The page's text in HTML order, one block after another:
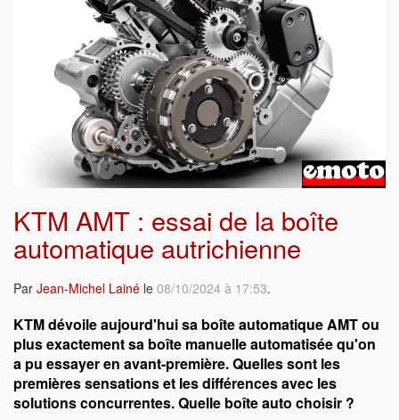
KTM AMT : essai de la boîte
automatique autrichienne
Par Jean-Michel Lainé le 08/10/2024 à 17:53.
KTM dévoile aujourd'hui sa boîte automatique AMT ou
plus exactement sa boîte manuelle automatisée qu'on
a pu essayer en avant-première. Quelles sont les
premières sensations et les différences avec les
solutions concurrentes. Quelle boîte auto choisir ?